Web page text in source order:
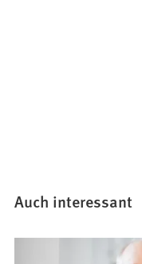
Auch interessant